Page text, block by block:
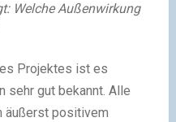
Welche Außenwirkung
Projektes ist es
sehr gut bekannt. Alle
äußerst positivem